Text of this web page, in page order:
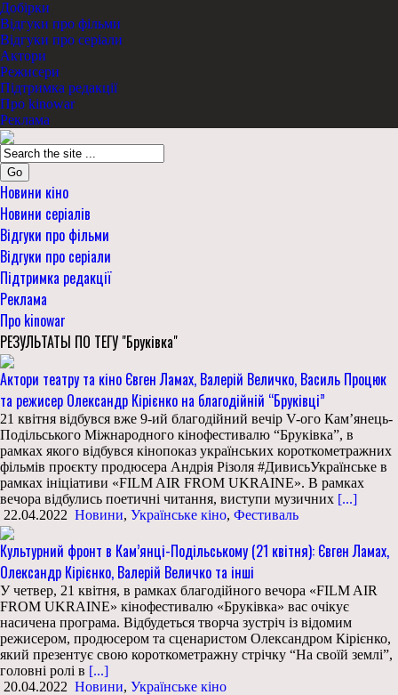
Добірки
Відгуки про фільми
Відгуки про серіали
Актори
Режисери
Підтримка редакції
Про kinowar
Реклама
Go
Новини кіно
Новини серіалів
Відгуки про фільми
Відгуки про серіали
Підтримка редакції
Реклама
Про kinowar
РЕЗУЛЬТАТЫ ПО ТЕГУ "Бруківка"
Актори театру та кіно Євген Ламах, Валерій Величко, Василь Процюк
та режисер Олександр Кірієнко на благодійній “Бруківці”
21 квітня відбувся вже 9-ий благодійний вечір V-ого Кам’янець-
Подільського Міжнародного кінофестивалю “Бруківка”, в
рамках якого відбувся кінопоказ українських короткометражних
фільмів проєкту продюсера Андрія Різоля #ДивисьУкраїнське в
рамках ініціативи «FILM AIR FROM UKRAINE». В рамках
вечора відбулись поетичні читання, виступи музичних [...]
22.04.2022 Новини, Українське кіно, Фестиваль
Культурний фронт в Кам’янці-Подільському (21 квітня): Євген Ламах,
Олександр Кірієнко, Валерій Величко та інші
У четвер, 21 квітня, в рамках благодійного вечора «FILM AIR
FROM UKRAINE» кінофестивалю «Бруківка» вас очікує
насичена програма. Відбудеться творча зустріч із відомим
режисером, продюсером та сценаристом Олександром Кірієнко,
який презентує свою короткометражну стрічку “На своїй землі”,
головні ролі в [...]
20.04.2022 Новини, Українське кіно